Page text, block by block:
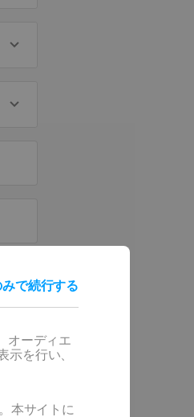
で続行する
オーディエ
示を行い、
本サイトに